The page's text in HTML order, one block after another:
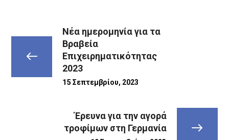
Νέα ημερομηνία για τα
Βραβεία
Επιχειρηματικότητας
2023
15 Σεπτεμβρίου, 2023
Έρευνα για την αγορά
τροφίμων στη Γερμανία